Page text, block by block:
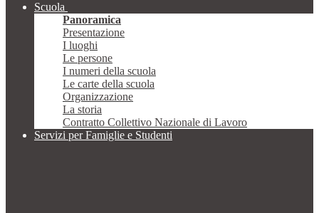
Scuola
Panoramica
Presentazione
I luoghi
Le persone
I numeri della scuola
Le carte della scuola
Organizzazione
La storia
Contratto Collettivo Nazionale di Lavoro
Servizi per Famiglie e Studenti